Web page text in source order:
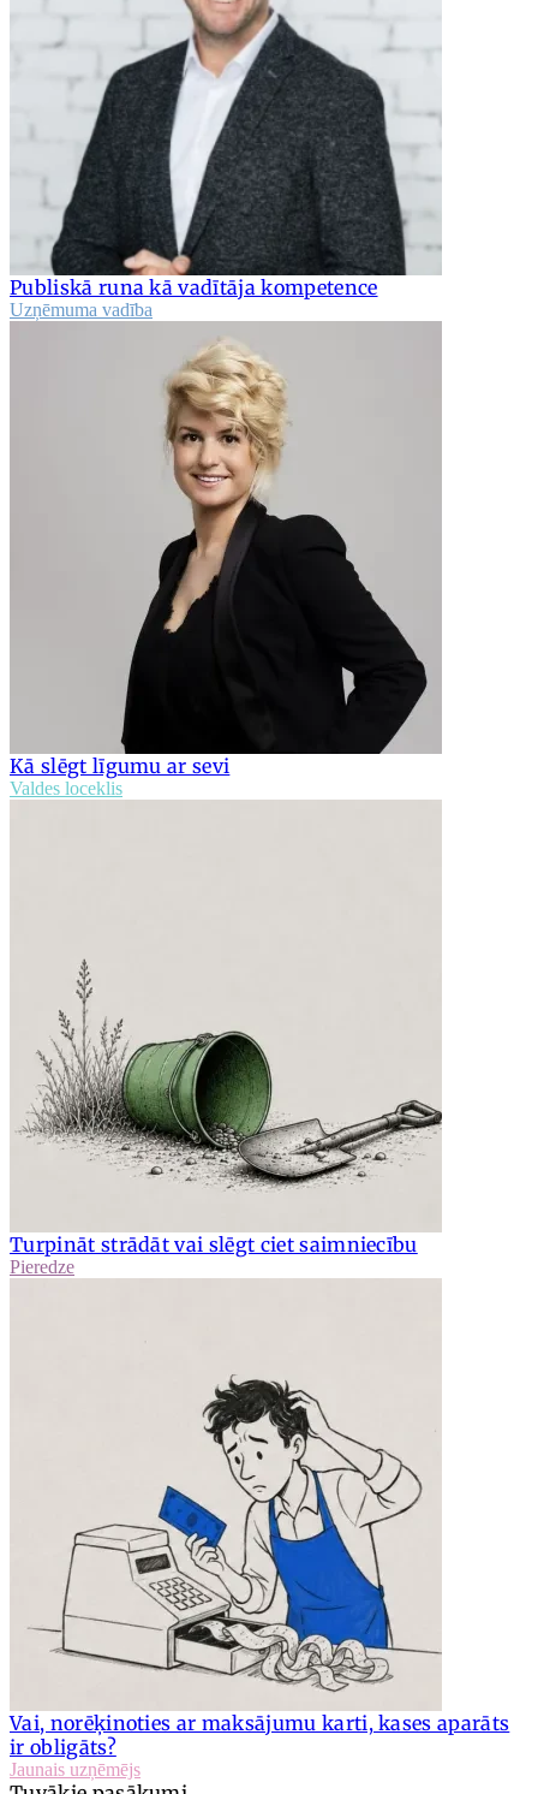
Publiskā runa kā vadītāja kompetence
Uzņēmuma vadība
Kā slēgt līgumu ar sevi
Valdes loceklis
Turpināt strādāt vai slēgt ciet saimniecību
Pieredze
Vai, norēķinoties ar maksājumu karti, kases aparāts
ir obligāts?
Jaunais uzņēmējs